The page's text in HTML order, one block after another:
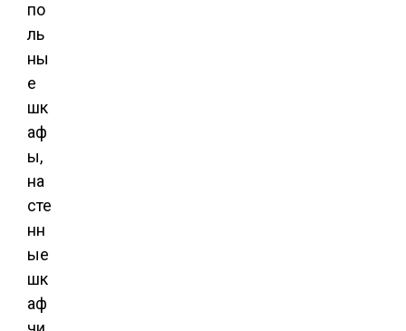
по
ль
ны
е
шк
аф
ы,
на
сте
нн
ые
шк
аф